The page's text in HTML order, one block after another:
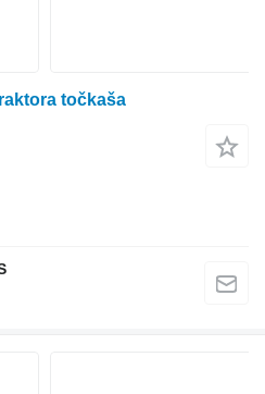
točkaša